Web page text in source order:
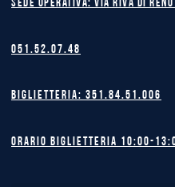
Sede operativa: Via Riva di Reno
051.52.07.48
Biglietteria: 351.84.51.006
Orario biglietteria 10:00-